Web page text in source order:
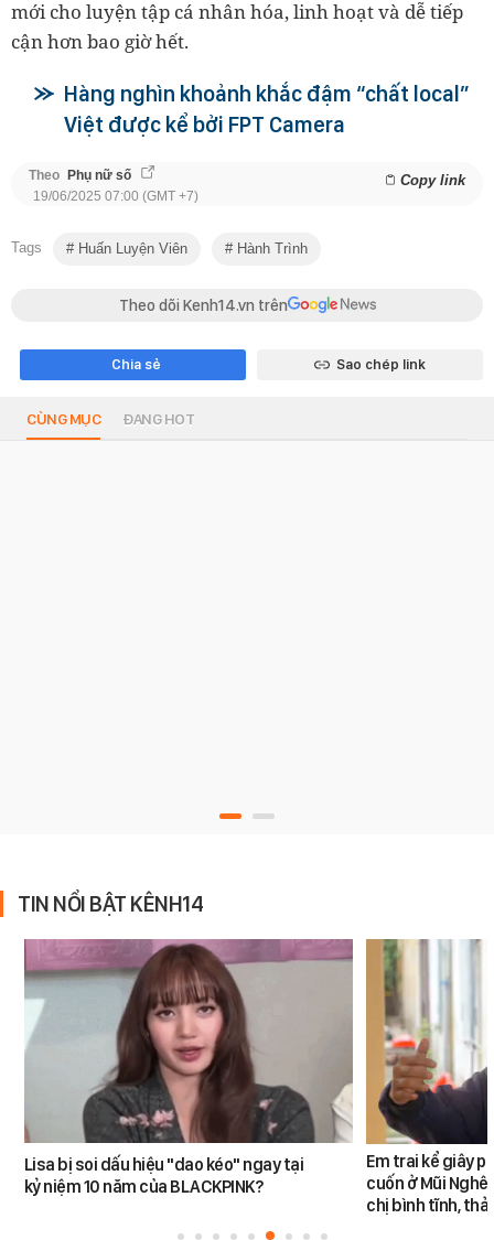
mới cho luyện tập cá nhân hóa, linh hoạt và dễ tiếp
cận hơn bao giờ hết.
Hàng nghìn khoảnh khắc đậm “chất local”
Việt được kể bởi FPT Camera
Theo Phụ nữ số Copy link
19/06/2025 07:00 (GMT +7)
Tags Huấn Luyện Viên Hành Trình
Theo dõi Kenh14.vn trên
Chia sẻ Sao chép link
CÙNG MỤC ĐANG HOT
TIN NỔI BẬT KÊNH14
Lisa bị soi dấu hiệu "dao kéo" ngay tại
kỷ niệm 10 năm của BLACKPINK?
Em trai kể giây
cuốn ở Mũi
chị bình tĩnh,